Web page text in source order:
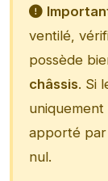
ventilé,
possède
châssis. Si
uniquement
apporté
nul.